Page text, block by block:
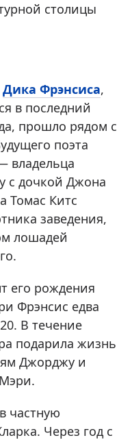
столицы
Дика Фрэнсиса,
в последний
прошло рядом с
поэта
владельца
с дочкой Джона
Томас Китс
заведения,
лошадей
его рождения
Фрэнсис едва
В течение
подарила жизнь
Джорджу и
частную
Через год с